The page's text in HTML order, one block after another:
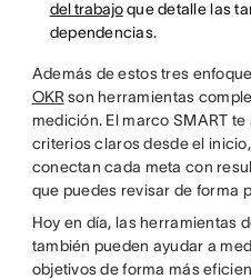
del trabajoque detalle las
dependencias.
Además de estos tres
OKR son herramientas
medición. El marco SMART
criterios claros desde el
conectan cada meta con
que puedes revisar de forma
Hoy en día, las herramientas
también pueden ayudar a
objetivos de forma más